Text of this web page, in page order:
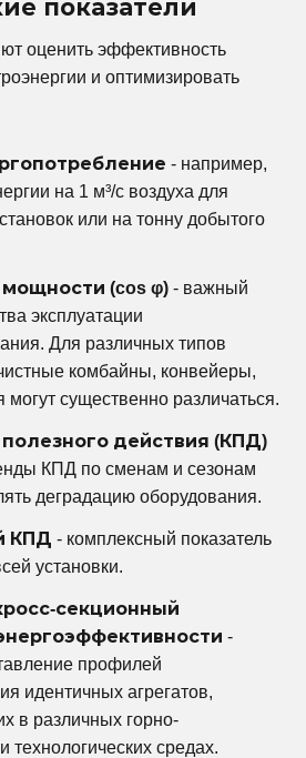
показатели
оценить эффективность
и оптимизировать
- например,
на 1 м³/с воздуха для
или на тонну добытого
(cos φ) - важный
эксплуатации
Для различных типов
комбайны, конвейеры,
могут существенно различаться.
действия (КПД)
КПД по сменам и сезонам
деградацию оборудования.
КПД - комплексный показатель
установки.
секционный
-
профилей
идентичных агрегатов,
в различных горно-
технологических средах.